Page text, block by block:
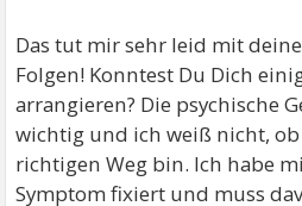
Das tut mir sehr leid mit
Folgen! Konntest Du Dich
arrangieren? Die psychische
wichtig und ich weiß nicht,
richtigen Weg bin. Ich habe
Symptom fixiert und muss